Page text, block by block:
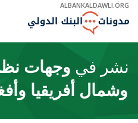
Skip
Main
ALBANKALDAWLI.ORG
نشر في وجهات
وشمال أفريقيا